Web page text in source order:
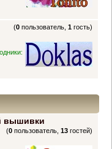
(0 пользователь,1 гость)
вышивки
(0 пользователь,13 гостей)